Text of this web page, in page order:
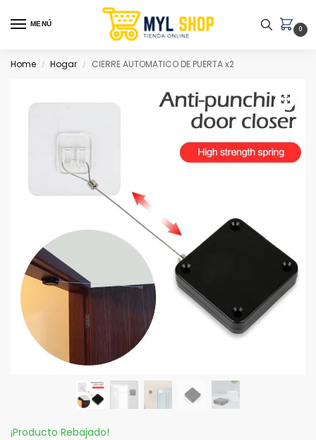
MENÚ
0
Home / Hogar / CIERRE AUTOMATICO DE PUERTA x2
¡Producto Rebajado!